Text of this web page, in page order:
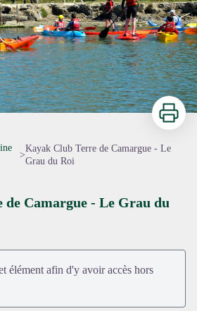
Imprimer
>
Kayak Club Terre de Camargue - Le
Grau du Roi
Camargue - Le Grau du
élément afin d'y avoir accès hors